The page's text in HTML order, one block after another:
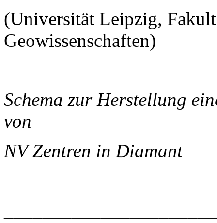
(Universität Leipzig,
Geowissenschaften)
Schema zur Herstellung
von
NV Zentren in Diamant